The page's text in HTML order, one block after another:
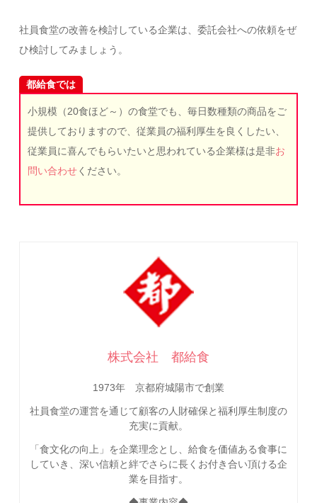
社員食堂の改善を検討している企業は、委託会社への依頼をぜ
ひ検討してみましょう。
都給食では
小規模（20食ほど～）の食堂でも、毎日数種類の商品をご
提供しておりますので、従業員の福利厚生を良くしたい、
従業員に喜んでもらいたいと思われている企業様は是非お
問い合わせください。
株式会社 都給食
1973年 京都府城陽市で創業
社員食堂の運営を通じて顧客の人財確保と福利厚生制度の
充実に貢献。
「食文化の向上」を企業理念とし、給食を価値ある食事に
していき、深い信頼と絆でさらに長くお付き合い頂ける企
業を目指す。